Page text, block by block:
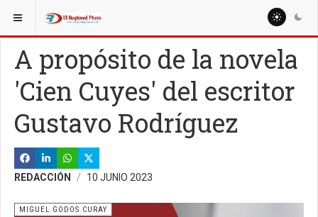
ESTÁ AQUÍ: COLUMNISTAS MIGUEL ARTURO SEMINARIO OJEDA
A propósito de la novela
'Cien Cuyes' del escritor
Gustavo Rodríguez
REDACCIÓN 10 JUNIO 2023
MIGUEL GODOS CURAY